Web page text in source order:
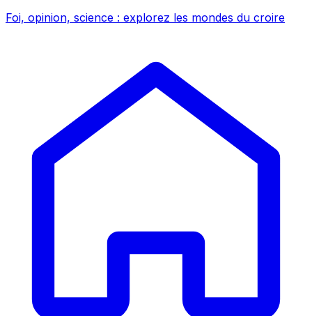
Foi, opinion, science : explorez les mondes du croire